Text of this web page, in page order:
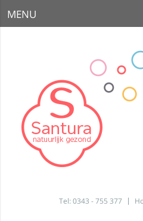
MENU
Tel: 0343 - 755 377